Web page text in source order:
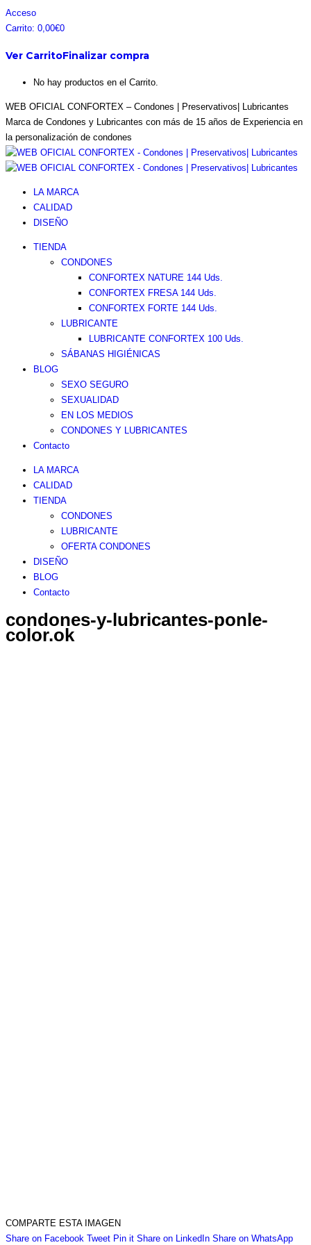
Saltar
al
Facebook
page
in
Instagram
page
in
Pinterest
page
in
Twitter
page
in
Acceso
Carrito: 0,00€0
Ver CarritoFinalizar compra
No hay productos en el Carrito.
WEB OFICIAL CONFORTEX – Condones | Preservativos| Lubricantes
Marca de Condones y Lubricantes con más de 15 años de Experiencia en
la personalización de condones
LA MARCA
CALIDAD
DISEÑO
TIENDA
CONDONES
CONFORTEX NATURE 144 Uds.
CONFORTEX FRESA 144 Uds.
CONFORTEX FORTE 144 Uds.
LUBRICANTE
LUBRICANTE CONFORTEX 100 Uds.
SÁBANAS HIGIÉNICAS
BLOG
SEXO SEGURO
SEXUALIDAD
EN LOS MEDIOS
CONDONES Y LUBRICANTES
Contacto
LA MARCA
CALIDAD
TIENDA
CONDONES
LUBRICANTE
OFERTA CONDONES
DISEÑO
BLOG
Contacto
condones-y-lubricantes-ponle-
color.ok
COMPARTE ESTA IMAGEN
Share on Facebook Share
TweetShare
Pin itShare
Share on LinkedInShare
Share on WhatsApp